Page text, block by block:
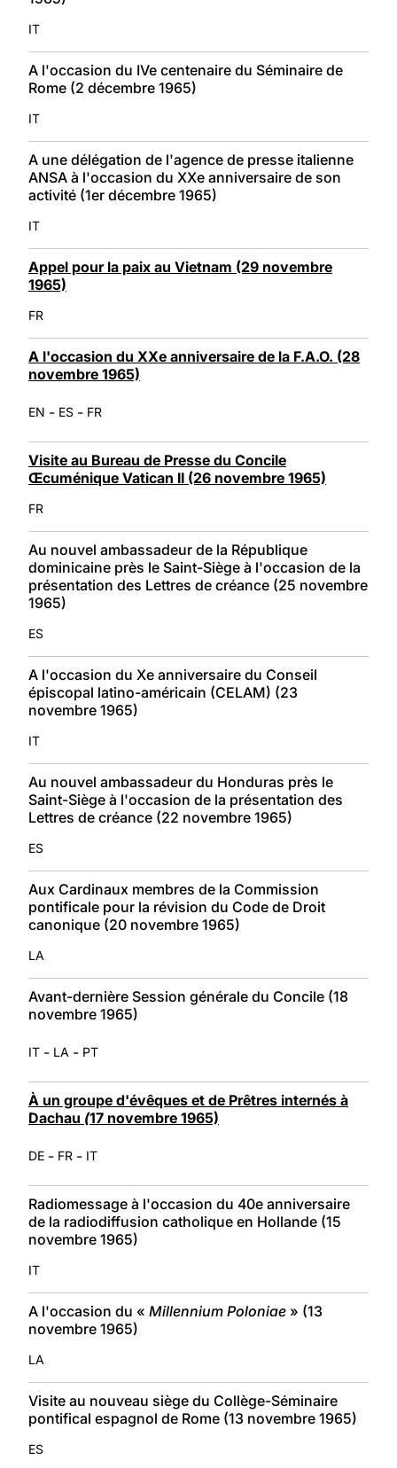
IT
A l'occasion du IVe centenaire du Séminaire de
Rome (2 décembre 1965)
IT
A une délégation de l'agence de presse italienne
ANSA à l'occasion du XXe anniversaire de son
activité (1er décembre 1965)
IT
Appel pour la paix au Vietnam (29 novembre
1965)
FR
A l'occasion du XXe anniversaire de la F.A.O. (28
novembre 1965)
EN - ES - FR
Visite au Bureau de Presse du Concile
Œcuménique Vatican II (26 novembre 1965)
FR
Au nouvel ambassadeur de la République
dominicaine près le Saint-Siège à l'occasion de la
présentation des Lettres de créance (25 novembre
1965)
ES
A l'occasion du Xe anniversaire du Conseil
épiscopal latino-américain (CELAM) (23
novembre 1965)
IT
Au nouvel ambassadeur du Honduras près le
Saint-Siège à l'occasion de la présentation des
Lettres de créance (22 novembre 1965)
ES
Aux Cardinaux membres de la Commission
pontificale pour la révision du Code de Droit
canonique (20 novembre 1965)
LA
Avant-dernière Session générale du Concile (18
novembre 1965)
IT - LA - PT
À un groupe d'évêques et de Prêtres internés à
Dachau (17 novembre 1965)
DE - FR - IT
Radiomessage à l'occasion du 40e anniversaire
de la radiodiffusion catholique en Hollande (15
novembre 1965)
IT
A l'occasion du « Millennium Poloniae » (13
novembre 1965)
LA
Visite au nouveau siège du Collège-Séminaire
pontifical espagnol de Rome (13 novembre 1965)
ES